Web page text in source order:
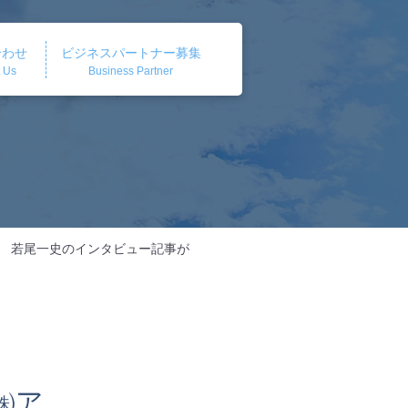
せ
Us
ビジネスパートナー募集
Business Partner
若尾一史のインタビュー記事が